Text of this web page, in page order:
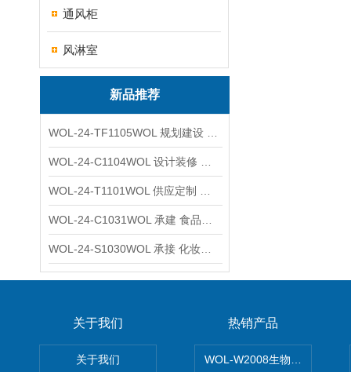
通风柜
风淋室
新品推荐
关于我们
关于我们
热销产品
WOL-W2008生物制药GMP